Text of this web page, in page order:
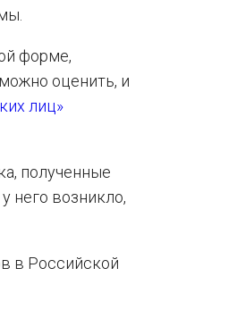
форме,
оценить, и
лиц»
полученные
него возникло,
в Российской